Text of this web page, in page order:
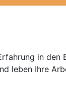
in den
leben Ihre